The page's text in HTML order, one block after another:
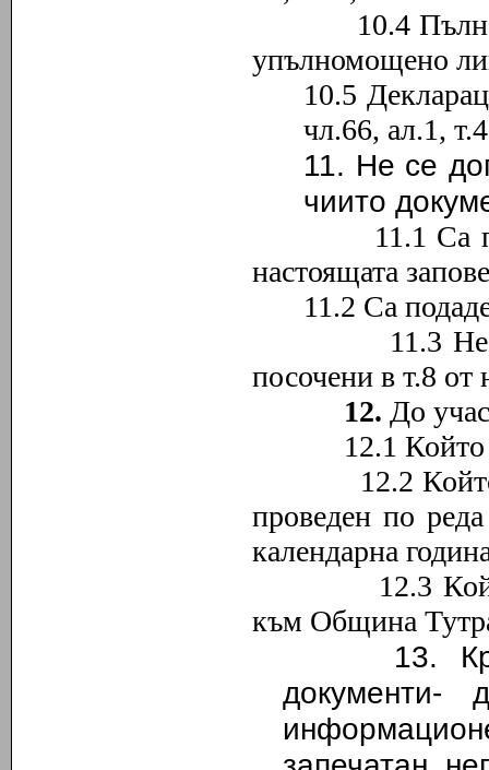
10.4
упълномощено
10.5
чл.66, ал.1,
11. Не се
чиито
11.1 Са
настоящата
11.2 Са
11.3 Не
посочени в т.8 от
12. До
12.1 Който не
12.2 Който е
проведен по
календарна
12.3 Който
към Община
13.